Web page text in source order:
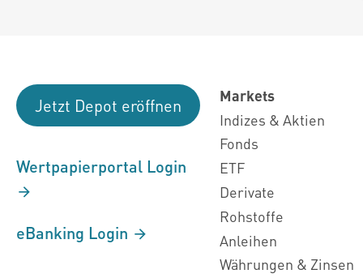
Jetzt Depot eröffnen
Wertpapierportal Login
eBanking Login
Markets
Indizes & Aktien
Fonds
ETF
Derivate
Rohstoffe
Anleihen
Währungen & Zinsen